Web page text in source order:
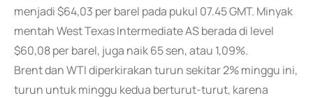
menjadi $64,03 per barel pada pukul 07.45 GMT. Minyak
mentah West Texas Intermediate AS berada di level
$60,08 per barel, juga naik 65 sen, atau 1,09%.
Brent dan WTI diperkirakan turun sekitar 2% minggu ini,
turun untuk minggu kedua berturut-turut, karena